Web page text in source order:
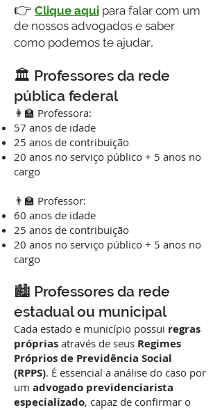
👉 Clique aqui para falar com um
de nossos advogados e saber
como podemos te ajudar.
🏛️ Professores da rede
pública federal
👩‍🏫 Professora:
57 anos de idade
25 anos de contribuição
20 anos no serviço público + 5 anos no
cargo
👨‍🏫 Professor:
60 anos de idade
25 anos de contribuição
20 anos no serviço público + 5 anos no
cargo
🏙️ Professores da rede
estadual ou municipal
Cada estado e município possui regras
próprias através de seus Regimes
Próprios de Previdência Social
(RPPS). É essencial a análise do caso por
um advogado previdenciarista
especializado, capaz de confirmar o